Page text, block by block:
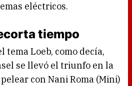
eléctricos.
tiempo
tema Loeb, como decía,
se llevó el triunfo en la
con Nani Roma (Mini)